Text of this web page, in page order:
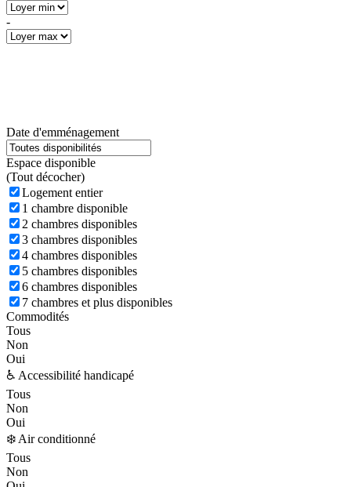
-
Date d'emménagement
Espace disponible
(Tout décocher)
Logement entier
1 chambre disponible
2 chambres disponibles
3 chambres disponibles
4 chambres disponibles
5 chambres disponibles
6 chambres disponibles
7 chambres et plus disponibles
Commodités
Tous
Non
Oui
♿ Accessibilité handicapé
Tous
Non
Oui
❄️ Air conditionné
Tous
Non